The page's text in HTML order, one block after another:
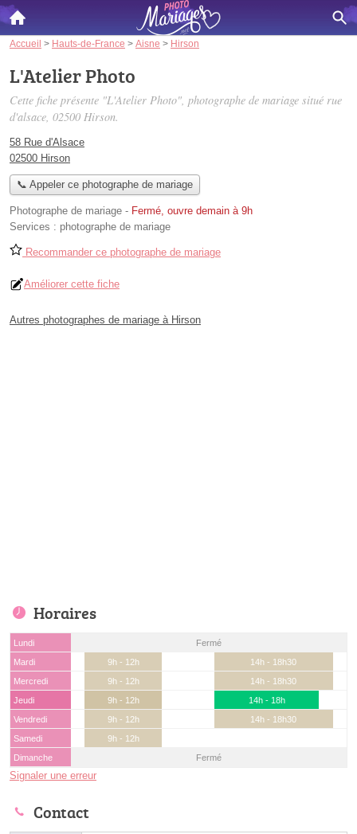
Accueil > Hauts-de-France > Aisne > Hirson
L'Atelier Photo
Cette fiche présente "L'Atelier Photo", photographe de mariage situé rue
d'alsace, 02500 Hirson.
58 Rue d'Alsace
02500 Hirson
📞 Appeler ce photographe de mariage
Photographe de mariage - Fermé, ouvre demain à 9h
Services : photographe de mariage
Recommander ce photographe de mariage
Améliorer cette fiche
Autres photographes de mariage à Hirson
Horaires
Lundi
Fermé
Mardi
9h - 12h
14h - 18h30
Mercredi
9h - 12h
14h - 18h30
Jeudi
9h - 12h
14h - 18h
Vendredi
9h - 12h
14h - 18h30
Samedi
9h - 12h
Dimanche
Fermé
Signaler une erreur
Contact